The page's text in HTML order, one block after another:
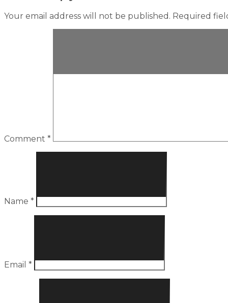
Your email address will not be published. Required
Comment *
Name *
Email *